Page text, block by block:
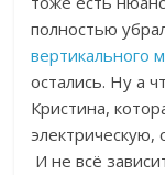
полностью
вертикального
остались. Ну а
Кристина,
электрическую,
И не всё